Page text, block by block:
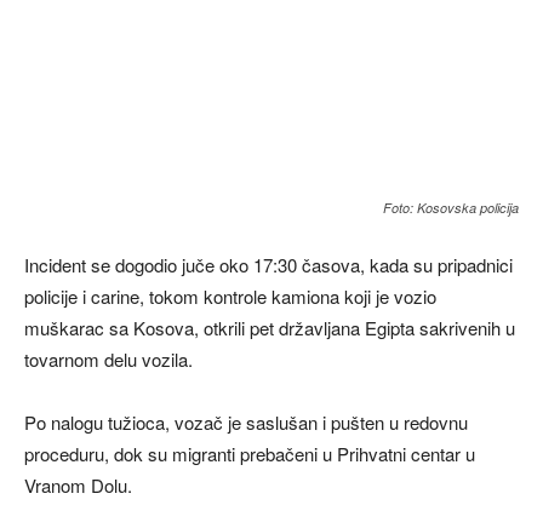
Foto: Kosovska policija
Incident se dogodio juče oko 17:30 časova, kada su pripadnici
policije i carine, tokom kontrole kamiona koji je vozio
muškarac sa Kosova, otkrili pet državljana Egipta sakrivenih u
tovarnom delu vozila.
Po nalogu tužioca, vozač je saslušan i pušten u redovnu
proceduru, dok su migranti prebačeni u Prihvatni centar u
Vranom Dolu.